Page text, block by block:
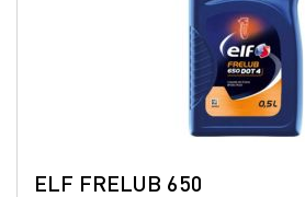
ELF FRELUB 650